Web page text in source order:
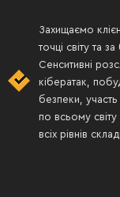
Захищаємо
точці світу та
Сенситивні
кібератак,
безпеки,
по всьому
всіх рівнів